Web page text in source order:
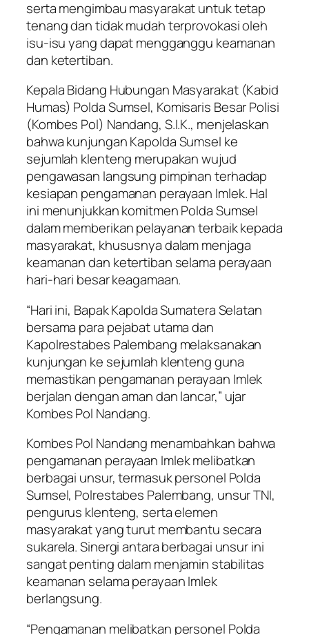
serta mengimbau masyarakat untuk tetap
tenang dan tidak mudah terprovokasi oleh
isu-isu yang dapat mengganggu keamanan
dan ketertiban.
Kepala Bidang Hubungan Masyarakat (Kabid
Humas) Polda Sumsel, Komisaris Besar Polisi
(Kombes Pol) Nandang, S.I.K., menjelaskan
bahwa kunjungan Kapolda Sumsel ke
sejumlah klenteng merupakan wujud
pengawasan langsung pimpinan terhadap
kesiapan pengamanan perayaan Imlek. Hal
ini menunjukkan komitmen Polda Sumsel
dalam memberikan pelayanan terbaik kepada
masyarakat, khususnya dalam menjaga
keamanan dan ketertiban selama perayaan
hari-hari besar keagamaan.
“Hari ini, Bapak Kapolda Sumatera Selatan
bersama para pejabat utama dan
Kapolrestabes Palembang melaksanakan
kunjungan ke sejumlah klenteng guna
memastikan pengamanan perayaan Imlek
berjalan dengan aman dan lancar,” ujar
Kombes Pol Nandang.
Kombes Pol Nandang menambahkan bahwa
pengamanan perayaan Imlek melibatkan
berbagai unsur, termasuk personel Polda
Sumsel, Polrestabes Palembang, unsur TNI,
pengurus klenteng, serta elemen
masyarakat yang turut membantu secara
sukarela. Sinergi antara berbagai unsur ini
sangat penting dalam menjamin stabilitas
keamanan selama perayaan Imlek
berlangsung.
“Pengamanan melibatkan personel Polda